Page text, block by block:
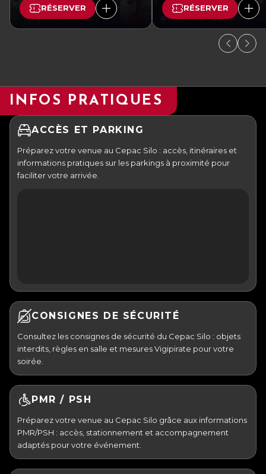
RÉSERVER RÉSERVER
INFOS PRATIQUES
ACCÈS ET PARKING
Préparez votre venue au Cepac Silo : accès, itinéraires et
informations pratiques sur les parkings à proximité pour
faciliter votre arrivée.
CONSIGNES DE SÉCURITÉ
Consultez les consignes de sécurité du Cepac Silo : objets
interdits, règles en salle et mesures Vigipirate pour votre
soirée.
PMR / PSH
Préparez votre venue au Cepac Silo grâce aux informations
PMR/PSH : accès, stationnement et accompagnement
adaptés pour votre événement.